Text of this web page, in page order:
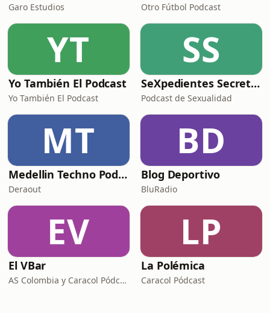
Garo Estudios Otro Fútbol Podcast
YT
Yo También El Podcast
Yo También El Podcast
SS
SeXpedientes Secretos
Podcast de Sexualidad
MT
Medellin Techno Podcast
Deraout
BD
Blog Deportivo
BluRadio
EV
El VBar
AS Colombia y Caracol Pódcast
LP
La Polémica
Caracol Pódcast